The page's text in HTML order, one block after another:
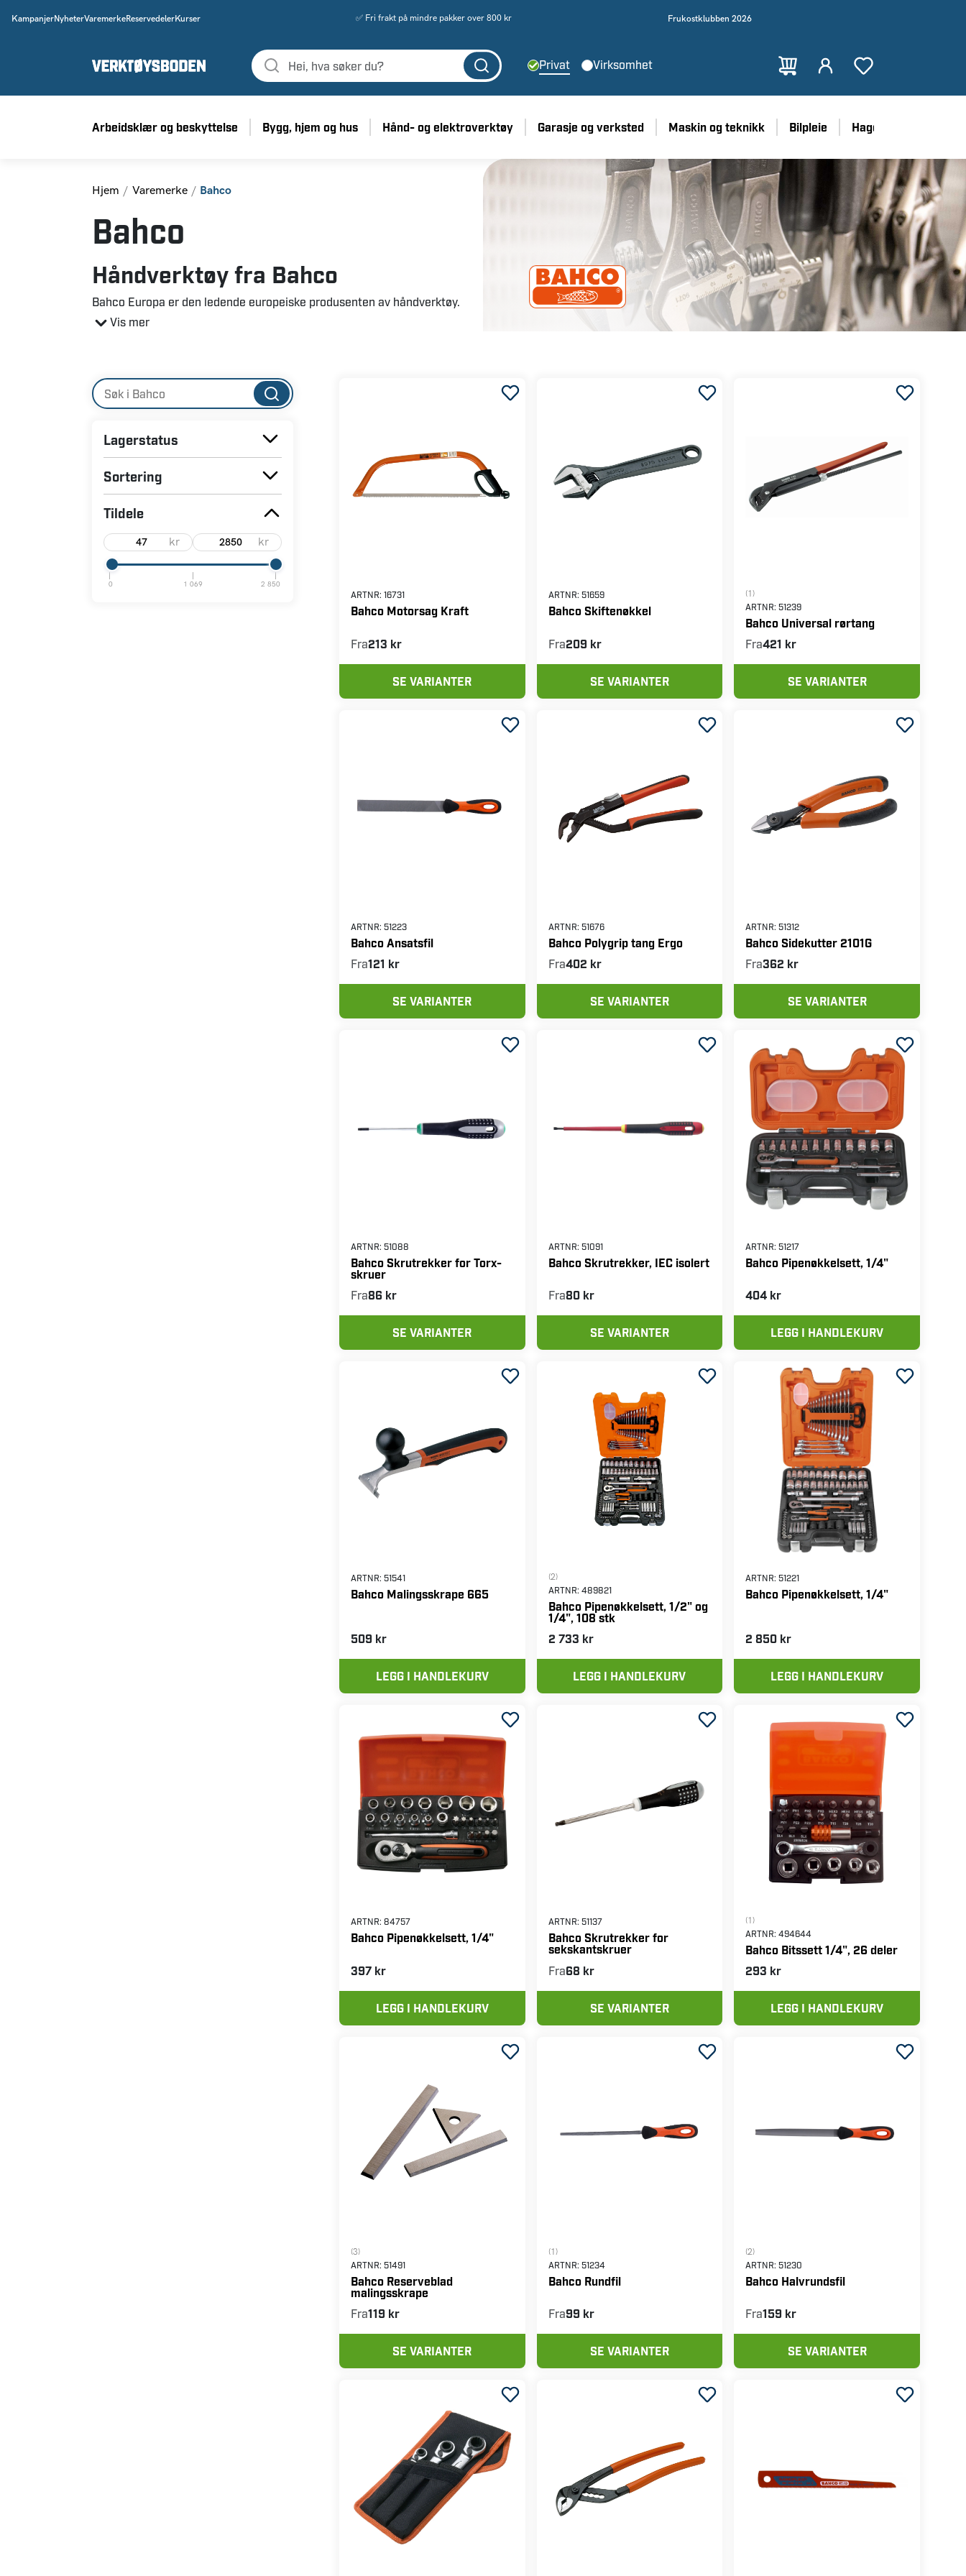
KampanjerNyheterVaremerkeReservedelerKurser ✅ Fri frakt på mindre pakker over 800 kr Frukostklubben 2026
Privat Virksomhet
Arbeidsklær og beskyttelse Bygg, hjem og hus Hånd- og elektroverktøy Garasje og verksted Maskin og teknikk Bilpleie Hage
Hjem Varemerke Bahco
Bahco
Håndverktøy fra Bahco
Bahco Europa er den ledende europeiske produsenten av håndverktøy.
Bahco designer og produserer verktøy tilpasset de mest krevende
Vis mer
Lagerstatus
Sortering
Tildele
kr kr
0 1 069 2 850
ARTNR: 16731
Bahco Motorsag Kraft
Fra213 kr
SE VARIANTER
ARTNR: 51659
Bahco Skiftenøkkel
Fra209 kr
SE VARIANTER
(1)
ARTNR:51239
Bahco Universal rørtang
Fra421 kr
SE VARIANTER
ARTNR: 51223
Bahco Ansatsfil
Fra121 kr
SE VARIANTER
ARTNR: 51676
Bahco Polygrip tang Ergo
Fra402 kr
SE VARIANTER
ARTNR:51312
Bahco Sidekutter 2101G
Fra362 kr
SE VARIANTER
ARTNR: 51088
Bahco Skrutrekker for Torx-
skruer
Fra86 kr
SE VARIANTER
ARTNR: 51091
Bahco Skrutrekker, IEC isolert
Fra80 kr
SE VARIANTER
ARTNR:51217
Bahco Pipenøkkelsett, 1/4"
404 kr
LEGG I HANDLEKURV
ARTNR: 51541
Bahco Malingsskrape 665
509 kr
LEGG I HANDLEKURV
(2)
ARTNR: 489821
Bahco Pipenøkkelsett, 1/2" og
1/4", 108 stk
2 733 kr
LEGG I HANDLEKURV
ARTNR:51221
Bahco Pipenøkkelsett, 1/4"
2 850 kr
LEGG I HANDLEKURV
ARTNR: 84757
Bahco Pipenøkkelsett, 1/4"
397 kr
LEGG I HANDLEKURV
ARTNR: 51137
Bahco Skrutrekker for
sekskantskruer
Fra68 kr
SE VARIANTER
(1)
ARTNR:494644
Bahco Bitssett 1/4", 26 deler
293 kr
LEGG I HANDLEKURV
(3)
ARTNR: 51491
Bahco Reserveblad
malingsskrape
Fra119 kr
SE VARIANTER
(1)
ARTNR: 51234
Bahco Rundfil
Fra99 kr
SE VARIANTER
(2)
ARTNR:51230
Bahco Halvrundsfil
Fra159 kr
SE VARIANTER